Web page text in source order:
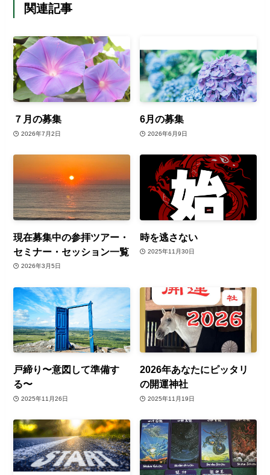
関連記事
７月の募集
2026年7月2日
6月の募集
2026年6月9日
現在募集中の参拝ツアー・
セミナー・セッション一覧
2026年3月5日
時を逃さない
2025年11月30日
戸締り〜意図して準備す
る〜
2025年11月26日
2026年あなたにピッタリ
の開運神社
2025年11月19日